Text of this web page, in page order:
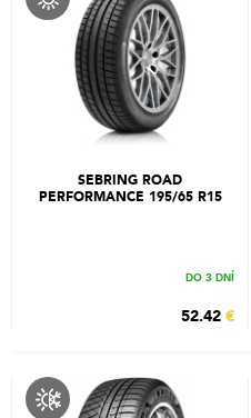
SEBRING ROAD
PERFORMANCE 195/65 R15
DO 3 DNÍ
52.42 €